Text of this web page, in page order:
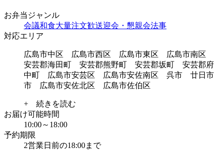
お弁当ジャンル
会議和食大量注文歓送迎会・懇親会法事
対応エリア
広島市中区 広島市西区 広島市東区 広島市南区
安芸郡海田町 安芸郡熊野町 安芸郡坂町 安芸郡府
中町 広島市安芸区 広島市安佐南区 呉市 廿日市
市 広島市安佐北区 広島市佐伯区
+ 続きを読む
お届け可能時間
10:00～18:00
予約期限
2営業日前の18:00まで